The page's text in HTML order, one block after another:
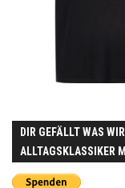
DIR GEFÄLLT WAS
ALLTAGSKLASSIKER